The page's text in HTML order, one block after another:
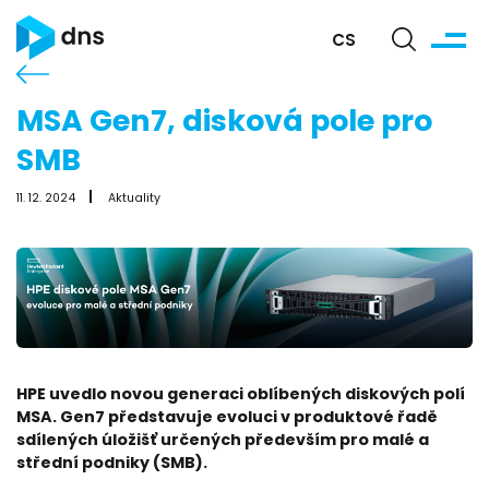
CS
MSA Gen7, disková pole pro
SMB
11. 12. 2024 Aktuality
HPE uvedlo novou generaci oblíbených diskových polí
MSA. Gen7 představuje evoluci v produktové řadě
sdílených úložišť určených především pro malé a
střední podniky (SMB).